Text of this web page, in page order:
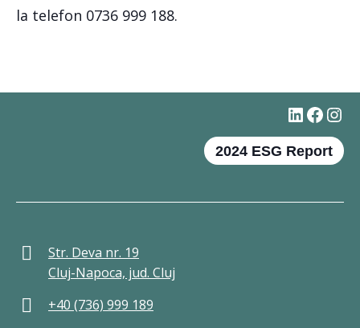
la telefon 0736 999 188.
#
2024 ESG Report
Str. Deva nr. 19
Cluj-Napoca, jud. Cluj
+40 (736) 999 189